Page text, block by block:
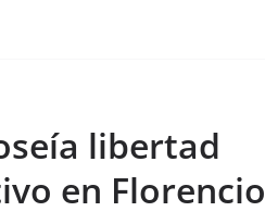
libertad
en Florencio